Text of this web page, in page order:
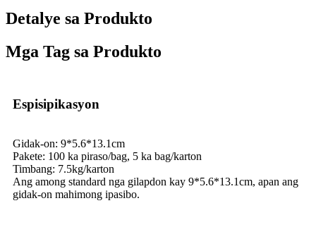
Detalye sa Produkto
Mga Tag sa Produkto
Espisipikasyon
Gidak-on: 9*5.6*13.1cm
Pakete: 100 ka piraso/bag, 5 ka bag/karton
Timbang: 7.5kg/karton
Ang among standard nga gilapdon kay 9*5.6*13.1cm, apan ang
gidak-on mahimong ipasibo.